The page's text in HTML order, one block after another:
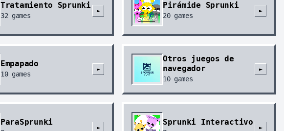
Tratamiento Sprunki
32games
►
Pirámide Sprunki
20games
►
Empapado
10games
►
Otros juegos de
navegador
10games
►
ParaSprunki
►
Sprunki Interactivo
►